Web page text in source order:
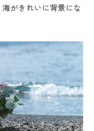
がきれいに背景にな